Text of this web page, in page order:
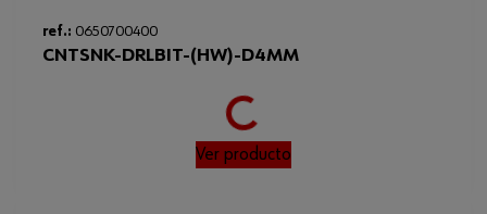
ref.: 0650700400
CNTSNK-DRLBIT-(HW)-D4MM
Loading...
Ver producto